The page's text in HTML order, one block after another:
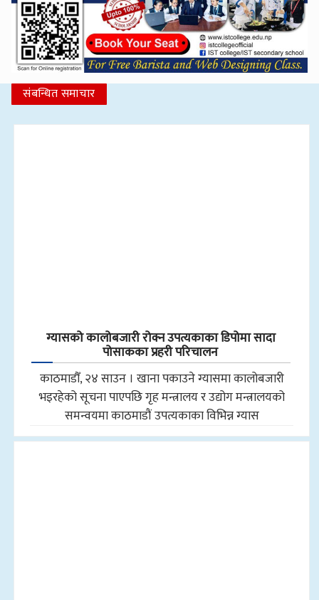
संबन्धित समाचार
ग्यासको कालोबजारी रोक्न उपत्यकाका डिपोमा सादा
पोसाकका प्रहरी परिचालन
काठमाडौँ, २४ साउन । खाना पकाउने ग्यासमा कालोबजारी
भइरहेको सूचना पाएपछि गृह मन्त्रालय र उद्योग मन्त्रालयको
समन्वयमा काठमाडौं उपत्यकाका विभिन्न ग्यास